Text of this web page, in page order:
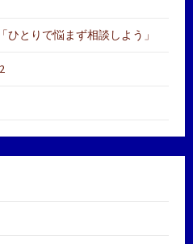
とりで悩まず相談しよう」